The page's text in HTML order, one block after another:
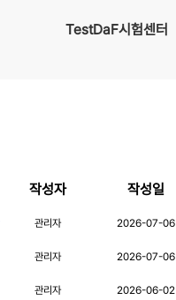
TestDaF시험센터
작성자 작성일
관리자 2026-07-06
관리자 2026-07-06
관리자 2026-06-02